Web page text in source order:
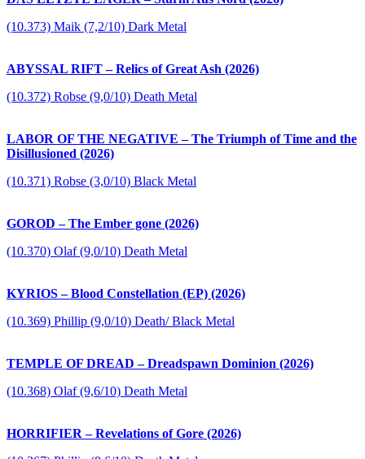
(10.373) Maik (7,2/10) Dark Metal
ABYSSAL RIFT – Relics of Great Ash (2026)
(10.372) Robse (9,0/10) Death Metal
LABOR OF THE NEGATIVE – The Triumph of Time and the
Disillusioned (2026)
(10.371) Robse (3,0/10) Black Metal
GOROD – The Ember gone (2026)
(10.370) Olaf (9,0/10) Death Metal
KYRIOS – Blood Constellation (EP) (2026)
(10.369) Phillip (9,0/10) Death/ Black Metal
TEMPLE OF DREAD – Dreadspawn Dominion (2026)
(10.368) Olaf (9,6/10) Death Metal
HORRIFIER – Revelations of Gore (2026)